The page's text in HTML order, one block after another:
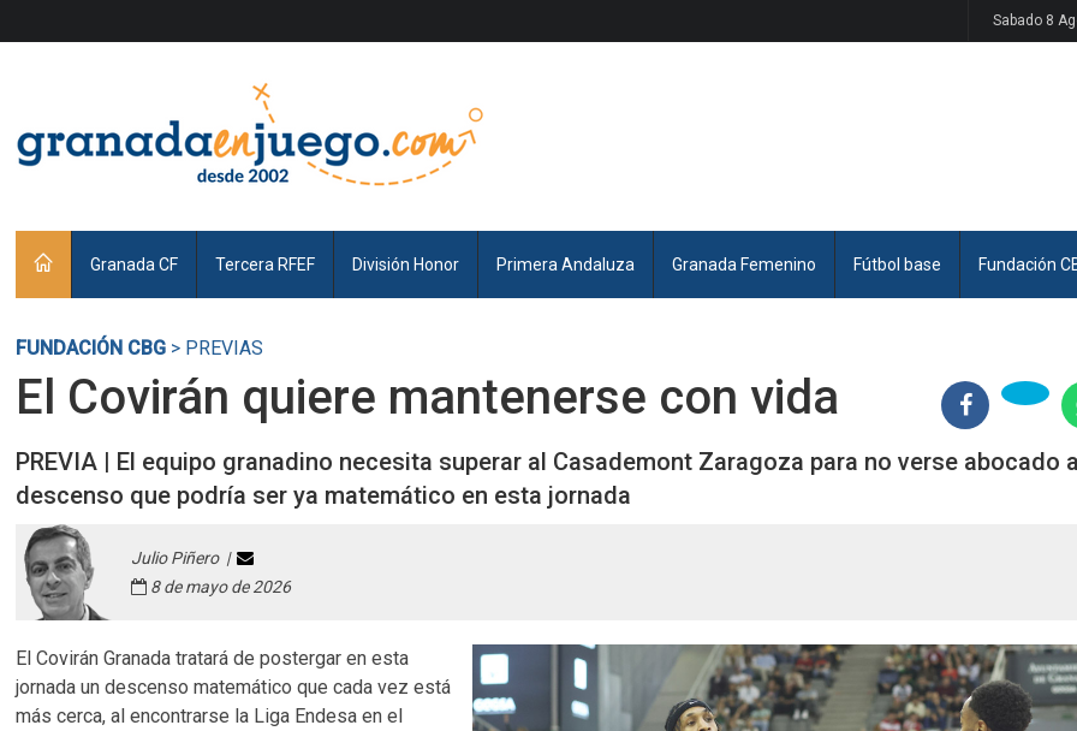
Sabado 8
Granada CF Tercera RFEF División Honor Primera Andaluza Granada Femenino Fútbol base Fundación
FUNDACIÓN CBG > PREVIAS
El Covirán quiere mantenerse con vida
PREVIA | El equipo granadino necesita superar al Casademont Zaragoza para no verse abocado
descenso que podría ser ya matemático en esta jornada
Julio Piñero |
8 de mayo de 2026
El Covirán Granada tratará de postergar en esta
jornada un descenso matemático que cada vez está
más cerca, al encontrarse la Liga Endesa en el